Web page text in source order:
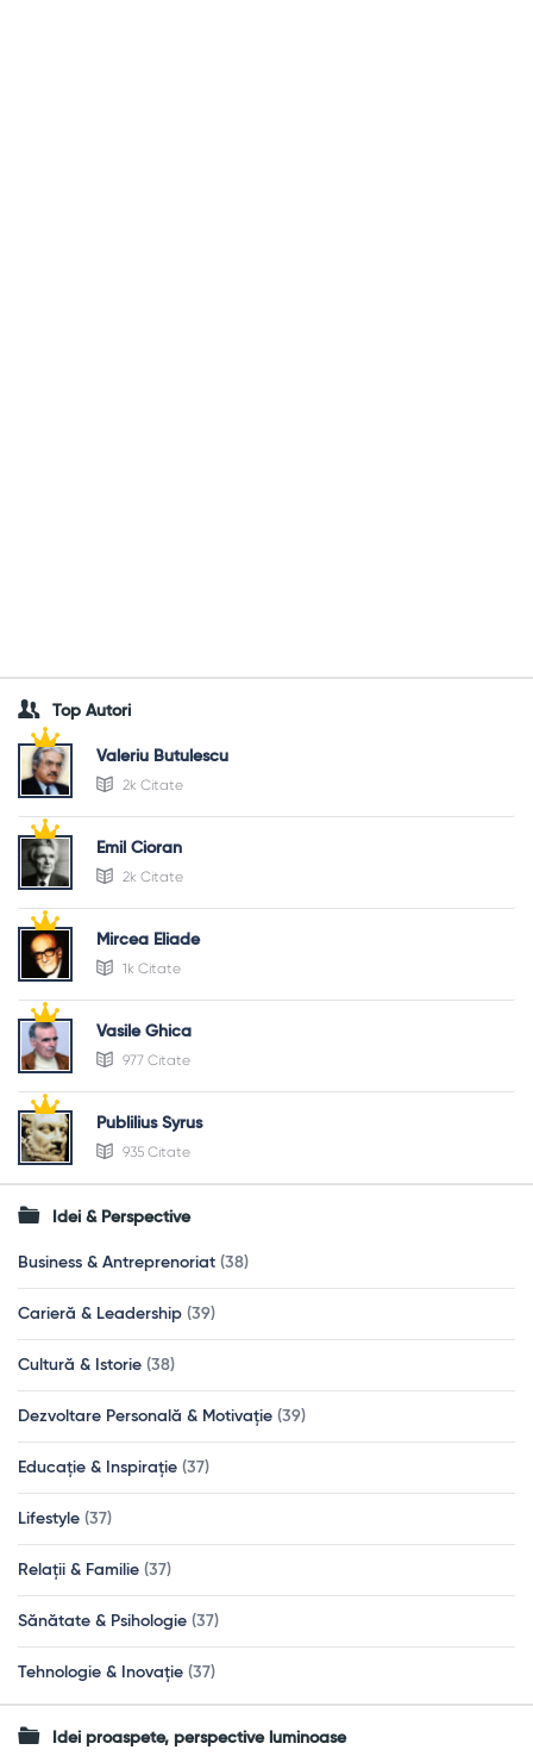
Top Autori
Valeriu Butulescu
2k Citate
Emil Cioran
2k Citate
Mircea Eliade
1k Citate
Vasile Ghica
977 Citate
Publilius Syrus
935 Citate
Idei & Perspective
Business & Antreprenoriat (38)
Carieră & Leadership (39)
Cultură & Istorie (38)
Dezvoltare Personală & Motivație (39)
Educație & Inspirație (37)
Lifestyle (37)
Relații & Familie (37)
Sănătate & Psihologie (37)
Tehnologie & Inovație (37)
Idei proaspete, perspective luminoase